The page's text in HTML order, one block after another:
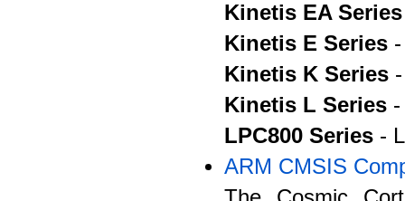
Kinetis EA Series
Kinetis E Series-
Kinetis K Series
Kinetis L Series
LPC800 Series-
ARM CMSIS